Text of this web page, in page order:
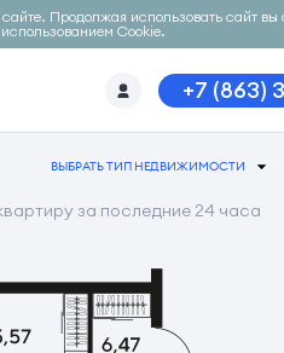
Продолжая использовать сайт вы
использованием Cookie.
+7 (863)
ВЫБРАТЬ ТИП НЕДВИЖИМОСТИ
за последние 24 часа